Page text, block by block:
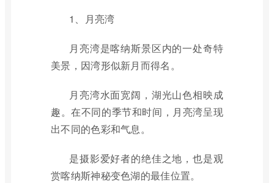
1、月亮湾
月亮湾是喀纳斯景区内的一处奇特
美景，因湾形似新月而得名。
月亮湾水面宽阔，湖光山色相映成
趣。在不同的季节和时间，月亮湾呈现
出不同的色彩和气息。
是摄影爱好者的绝佳之地，也是观
赏喀纳斯神秘变色湖的最佳位置。